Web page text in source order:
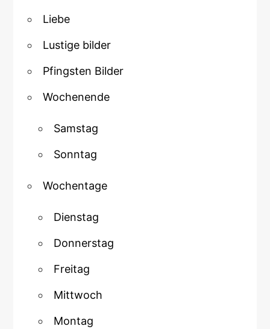
Liebe
Lustige bilder
Pfingsten Bilder
Wochenende
Samstag
Sonntag
Wochentage
Dienstag
Donnerstag
Freitag
Mittwoch
Montag